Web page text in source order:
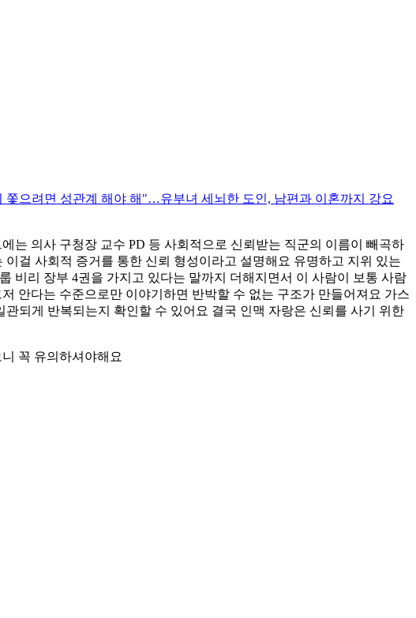
쫓으려면 성관계 해야 해"…유부녀 세뇌한 도인, 남편과 이혼까지 강요
는 의사 구청장 교수 PD 등 사회적으로 신뢰받는 직군의 이름이 빼곡하
걸 사회적 증거를 통한 신뢰 형성이라고 설명해요 유명하고 지위 있는
비리 장부 4권을 가지고 있다는 말까지 더해지면서 이 사람이 보통 사람
안다는 수준으로만 이야기하면 반박할 수 없는 구조가 만들어져요 가스
관되게 반복되는지 확인할 수 있어요 결국 인맥 자랑은 신뢰를 사기 위한
꼭 유의하셔야해요